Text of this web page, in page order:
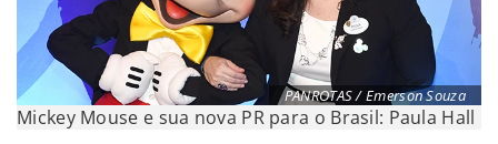
PANROTAS / Emerson Souza
Mickey Mouse e sua nova PR para o Brasil: Paula Hall